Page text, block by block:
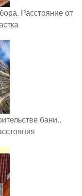
Расстояние от
бани..